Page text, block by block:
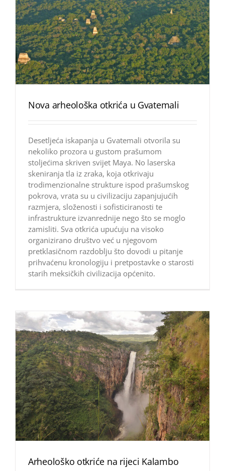
Nova arheološka otkrića u Gvatemali
Desetljeća iskapanja u Gvatemali otvorila su
nekoliko prozora u gustom prašumom
stoljećima skriven svijet Maya. No laserska
skeniranja tla iz zraka, koja otkrivaju
trodimenzionalne strukture ispod prašumskog
pokrova, vrata su u civilizaciju zapanjujućih
razmjera, složenosti i sofisticiranosti te
infrastrukture izvanrednije nego što se moglo
zamisliti. Sva otkrića upućuju na visoko
organizirano društvo već u njegovom
pretklasičnom razdoblju što dovodi u pitanje
prihvaćenu kronologiju i pretpostavke o starosti
starih meksičkih civilizacija općenito.
Arheološko otkriće na rijeci Kalambo